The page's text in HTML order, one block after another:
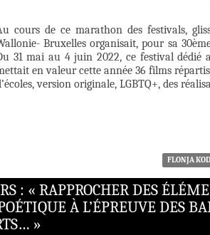
cours de ce marathon des festivals,
Bruxelles organisait, pour sa
31 mai au 4 juin 2022, ce festival dédié
en valeur cette année 36 films
version originale, LGBTQ+, des
FLONJA
: « RAPPROCHER DES
À L’ÉPREUVE DES
»